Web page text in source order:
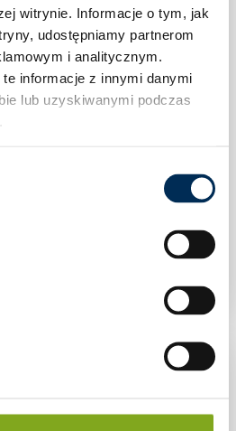
witrynie. Informacje o tym, jak
udostępniamy partnerom
i analitycznym.
informacje z innymi danymi
lub uzyskiwanymi podczas